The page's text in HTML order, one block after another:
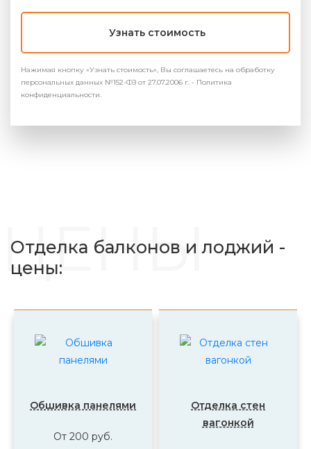
Узнать стоимость
Нажимая кнопку «Узнать стоимость», Вы соглашаетесь на обработку
персональных данных №152-ФЗ от 27.07.2006 г. - Политика
конфиденциальности.
ЦЕНЫ
Отделка балконов и лоджий -
цены:
Обшивка панелями
От 200 руб.
Отделка стен
вагонкой